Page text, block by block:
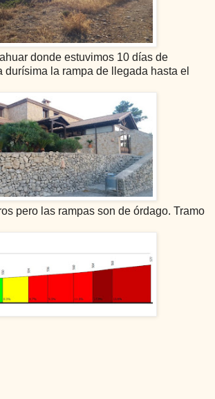
donde estuvimos 10 días de
durísima la rampa de llegada hasta el
pero las rampas son de órdago. Tramo